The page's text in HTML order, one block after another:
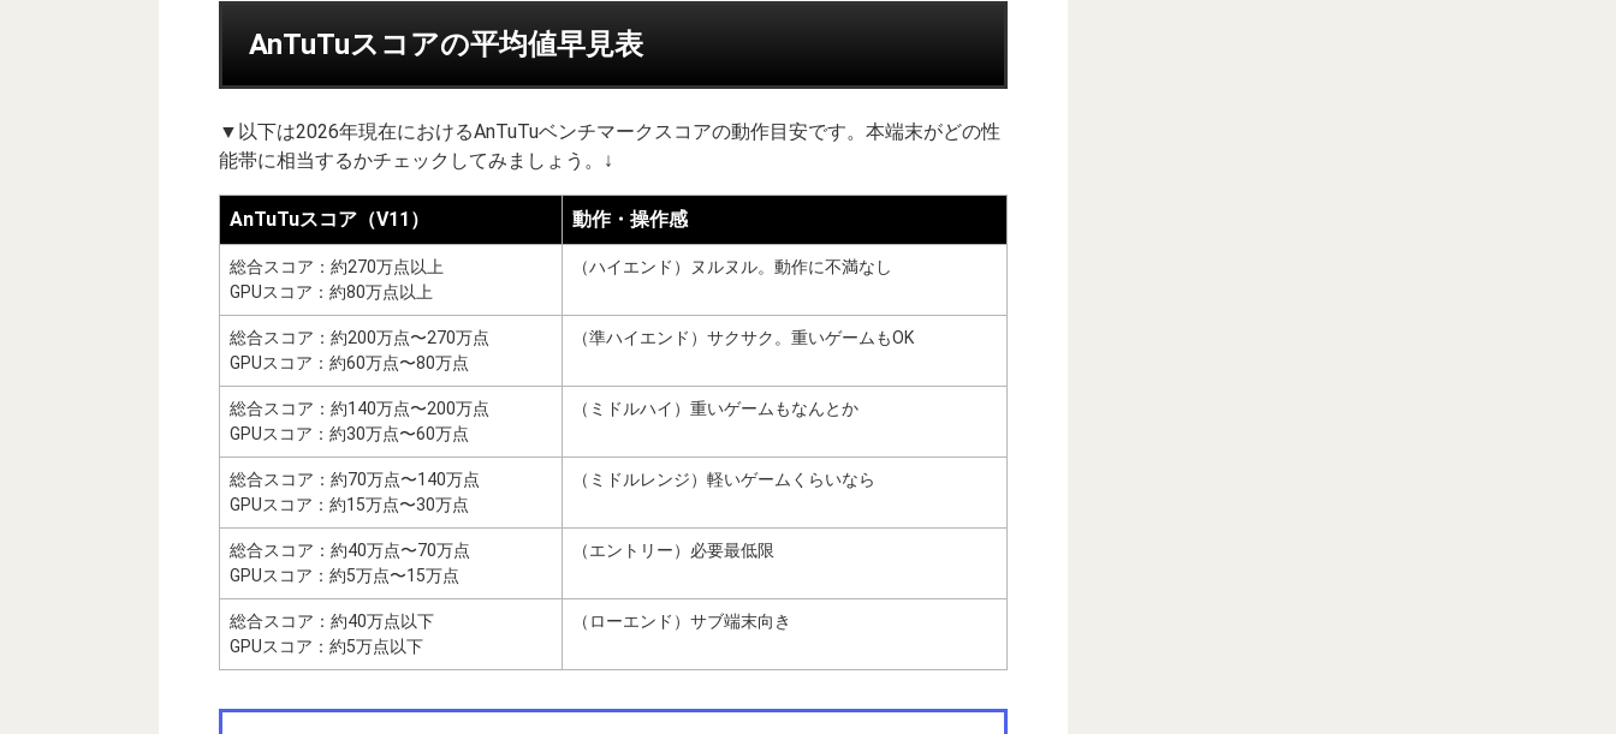
AnTuTuスコアの平均値早見表
▼以下は2026年現在におけるAnTuTuベンチマークスコアの動作目安です。本端末がどの性
能帯に相当するかチェックしてみましょう。↓
AnTuTuスコア（V11） 動作・操作感
総合スコア：約270万点以上
GPUスコア：約80万点以上
（ハイエンド）ヌルヌル。動作に不満なし
総合スコア：約200万点〜270万点
GPUスコア：約60万点〜80万点
（準ハイエンド）サクサク。重いゲームもOK
総合スコア：約140万点〜200万点
GPUスコア：約30万点〜60万点
（ミドルハイ）重いゲームもなんとか
総合スコア：約70万点〜140万点
GPUスコア：約15万点〜30万点
（ミドルレンジ）軽いゲームくらいなら
総合スコア：約40万点〜70万点
GPUスコア：約5万点〜15万点
（エントリー）必要最低限
総合スコア：約40万点以下
GPUスコア：約5万点以下
（ローエンド）サブ端末向き